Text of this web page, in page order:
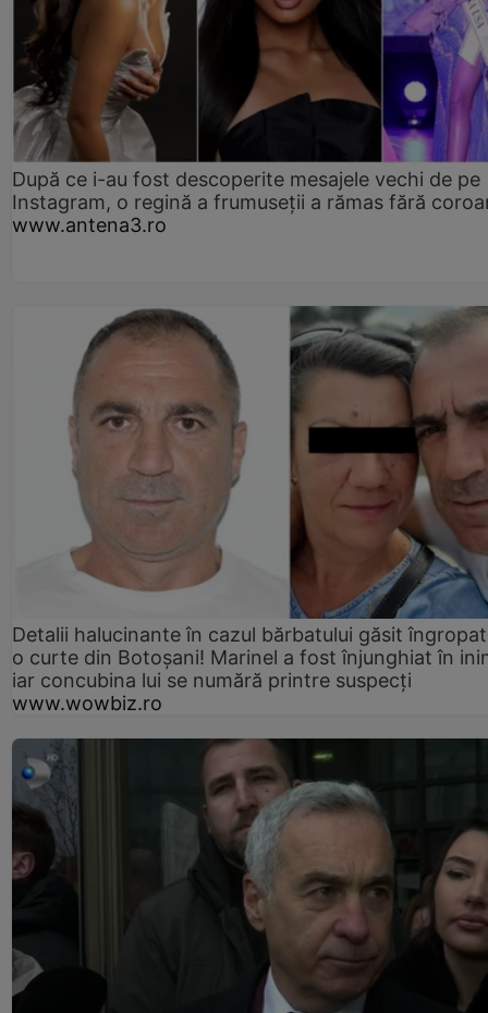
După ce i-au fost descoperite mesajele vechi de pe
Instagram, o regină a frumuseții a rămas fără
www.antena3.ro
Detalii halucinante în cazul bărbatului găsit
o curte din Botoșani! Marinel a fost înjunghiat în
iar concubina lui se numără printre suspecți
www.wowbiz.ro